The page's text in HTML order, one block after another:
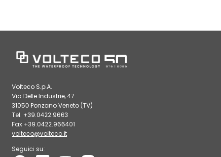
Volteco S.p.A.
Via Delle Industrie, 47
31050 Ponzano Veneto (TV)
Tel. +39.0422.9663
Fax +39.0422.966401
volteco@volteco.it
Seguici su: